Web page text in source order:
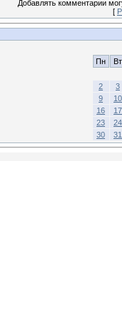
Добавлять комментарии
[
Пн Вт
2
3
9
10
16
17
23
24
30
31